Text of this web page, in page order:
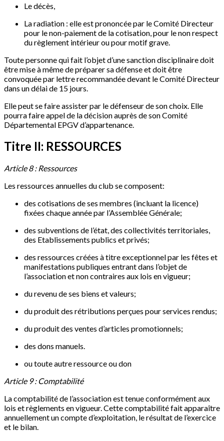
Le décès,
La radiation : elle est prononcée par le Comité Directeur
pour le non-paiement de la cotisation, pour le non respect
du règlement intérieur ou pour motif grave.
Toute personne qui fait l’objet d’une sanction disciplinaire doit
être mise à même de préparer sa défense et doit être
convoquée par lettre recommandée devant le Comité Directeur
dans un délai de 15 jours.
Elle peut se faire assister par le défenseur de son choix. Elle
pourra faire appel de la décision auprès de son Comité
Départemental EPGV d’appartenance.
Titre II: RESSOURCES
Article 8 : Ressources
Les ressources annuelles du club se composent:
des cotisations de ses membres (incluant la licence)
fixées chaque année par l’Assemblée Générale;
des subventions de l’état, des collectivités territoriales,
des Etablissements publics et privés;
des ressources créées à titre exceptionnel par les fêtes et
manifestations publiques entrant dans l’objet de
l’association et non contraires aux lois en vigueur;
du revenu de ses biens et valeurs;
du produit des rétributions perçues pour services rendus;
du produit des ventes d’articles promotionnels;
des dons manuels.
ou toute autre ressource ou don
Article 9 : Comptabilité
La comptabilité de l’association est tenue conformément aux
lois et règlements en vigueur. Cette comptabilité fait apparaître
annuellement un compte d’exploitation, le résultat de l’exercice
et le bilan.